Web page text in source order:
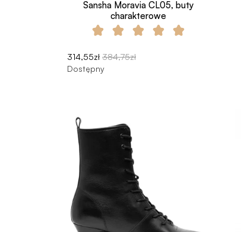
Sansha Moravia CL05, buty
charakterowe
314,55zł 384,75zł
Dostępny